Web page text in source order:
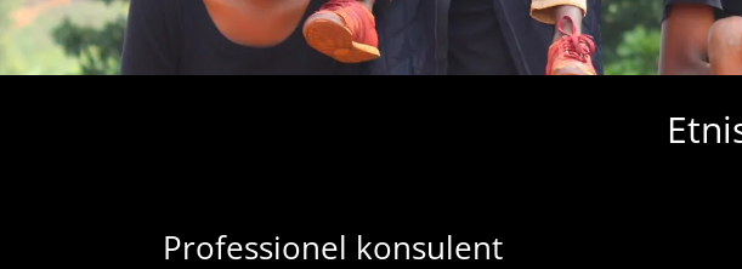
Professionel konsulent